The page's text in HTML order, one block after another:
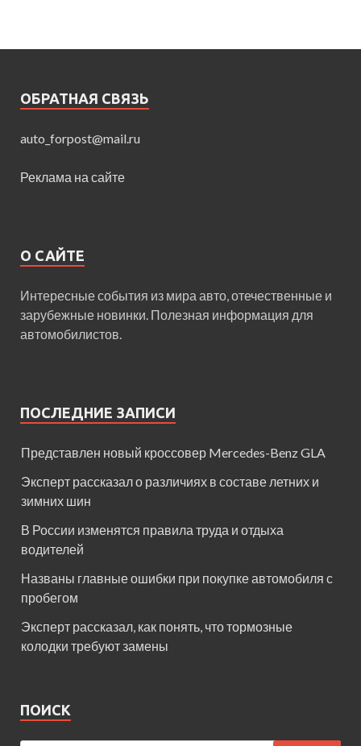
ОБРАТНАЯ СВЯЗЬ
auto_forpost@mail.ru
Реклама на сайте
О САЙТЕ
Интересные события из мира авто, отечественные и
зарубежные новинки. Полезная информация для
автомобилистов.
ПОСЛЕДНИЕ ЗАПИСИ
Представлен новый кроссовер Mercedes-Benz GLA
Эксперт рассказал о различиях в составе летних и
зимних шин
В России изменятся правила труда и отдыха
водителей
Названы главные ошибки при покупке автомобиля с
пробегом
Эксперт рассказал, как понять, что тормозные
колодки требуют замены
ПОИСК